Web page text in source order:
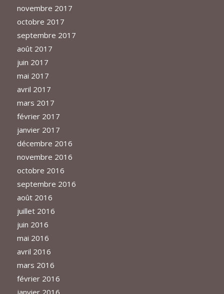
novembre 2017
octobre 2017
septembre 2017
août 2017
juin 2017
mai 2017
avril 2017
mars 2017
février 2017
janvier 2017
décembre 2016
novembre 2016
octobre 2016
septembre 2016
août 2016
juillet 2016
juin 2016
mai 2016
avril 2016
mars 2016
février 2016
janvier 2016